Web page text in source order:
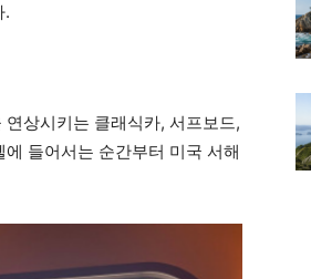
.
상시키는 클래식카, 서프보드,
들어서는 순간부터 미국 서해